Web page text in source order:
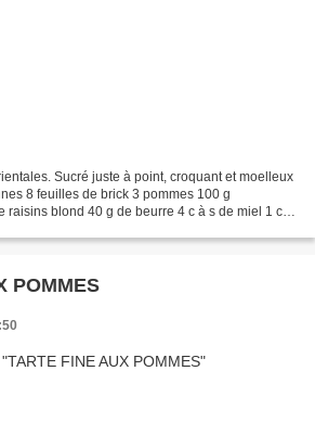
Sucré juste à point, croquant et moelleux
8 feuilles de brick 3 pommes 100 g
blond 40 g de beurre 4 c à s de miel 1 c à
POMMES